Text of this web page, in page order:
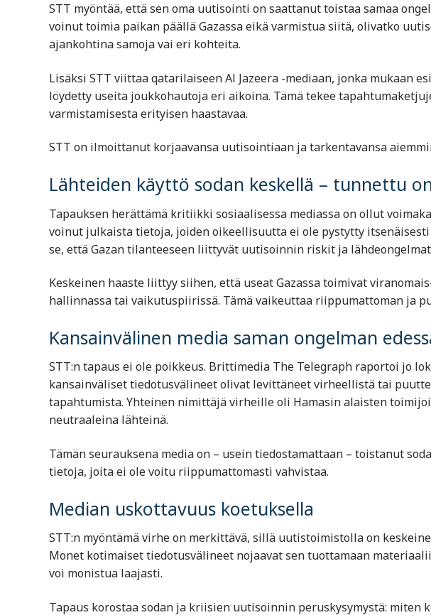
STT myöntää, että sen oma uutisointi on saattanut toistaa samaa
voinut toimia paikan päällä Gazassa eikä varmistua siitä, olivatko
ajankohtina samoja vai eri kohteita.
Lisäksi STT viittaa qatarilaiseenAl Jazeera-mediaan, jonka mukaan
löydetty useita joukkohautoja eri aikoina. Tämä tekee
varmistamisesta erityisen haastavaa.
STT on ilmoittanut korjaavansa uutisointiaan ja tarkentavansa
Lähteiden käyttö sodan keskellä – tunnettu
Tapauksen herättämä kritiikki sosiaalisessa mediassa on ollut
voinut julkaista tietoja, joiden oikeellisuutta ei ole pystytty
se, että Gazan tilanteeseen liittyvät uutisoinnin riskit ja
Keskeinen haaste liittyy siihen, että useat Gazassa toimivat
hallinnassa tai vaikutuspiirissä. Tämä vaikeuttaa riippumattoman ja
Kansainvälinen media saman ongelman
STT:n tapaus ei ole poikkeus. Brittimedia The Telegraphraportoi jo
kansainväliset tiedotusvälineet olivat levittäneet virheellistä tai
tapahtumista. Yhteinen nimittäjä virheille oli Hamasin alaisten
neutraaleina lähteinä.
Tämän seurauksena media on – usein tiedostamattaan – toistanut
tietoja, joita ei ole voitu riippumattomasti vahvistaa.
Median uskottavuus koetuksella
STT:n myöntämä virhe on merkittävä, sillä uutistoimistolla on
Monet kotimaiset tiedotusvälineet nojaavat sen tuottamaan
voi monistua laajasti.
Tapaus korostaa sodan ja kriisien uutisoinnin peruskysymystä: miten